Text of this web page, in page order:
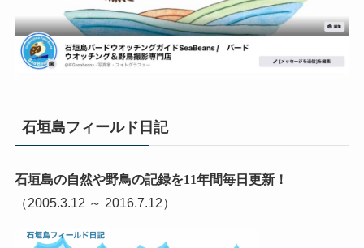
石垣島フィールド日記
石垣島の自然や野鳥の記録を11年間毎日更新！
（2005.3.12 ～ 2016.7.12）